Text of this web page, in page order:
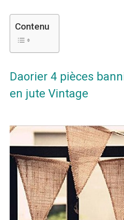
Contenu
Daorier 4 pièces
en jute Vintage